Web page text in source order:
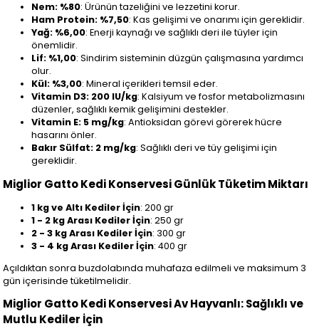
Nem: %80: Ürünün tazeliğini ve lezzetini korur.
Ham Protein: %7,50: Kas gelişimi ve onarımı için gereklidir.
Yağ: %6,00: Enerji kaynağı ve sağlıklı deri ile tüyler için
önemlidir.
Lif: %1,00: Sindirim sisteminin düzgün çalışmasına yardımcı
olur.
Kül: %3,00: Mineral içerikleri temsil eder.
Vitamin D3: 200 IU/kg: Kalsiyum ve fosfor metabolizmasını
düzenler, sağlıklı kemik gelişimini destekler.
Vitamin E: 5 mg/kg: Antioksidan görevi görerek hücre
hasarını önler.
Bakır Sülfat: 2 mg/kg: Sağlıklı deri ve tüy gelişimi için
gereklidir.
Miglior Gatto Kedi Konservesi Günlük Tüketim Miktarı
1 kg ve Altı Kediler İçin: 200 gr
1 - 2 kg Arası Kediler İçin: 250 gr
2 - 3 kg Arası Kediler İçin: 300 gr
3 - 4 kg Arası Kediler İçin: 400 gr
Açıldıktan sonra buzdolabında muhafaza edilmeli ve maksimum 3
gün içerisinde tüketilmelidir.
Miglior Gatto Kedi Konservesi Av Hayvanlı: Sağlıklı ve
Mutlu Kediler İçin